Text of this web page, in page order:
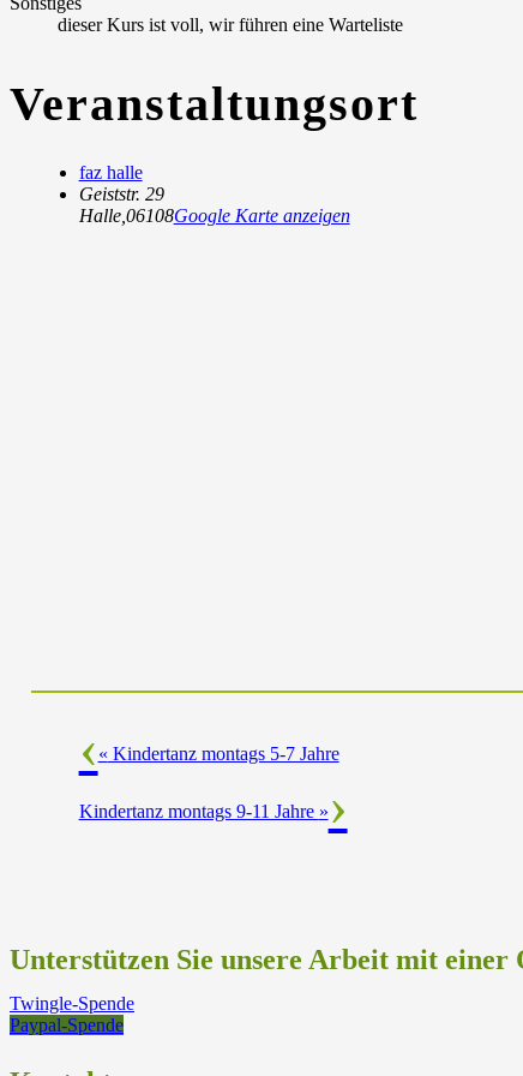
dieser Kurs ist voll, wir führen eine Warteliste
Veranstaltungsort
faz halle
Geiststr. 29
Halle, 06108Google Karte anzeigen
« Kindertanz montags 5-7 Jahre
Kindertanz montags 9-11 Jahre »
Unterstützen Sie unsere Arbeit mit einer
Twingle-Spende
Paypal-Spende